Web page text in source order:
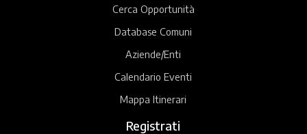
Cerca Opportunità
Database Comuni
Aziende/Enti
Calendario Eventi
Mappa Itinerari
Registrati